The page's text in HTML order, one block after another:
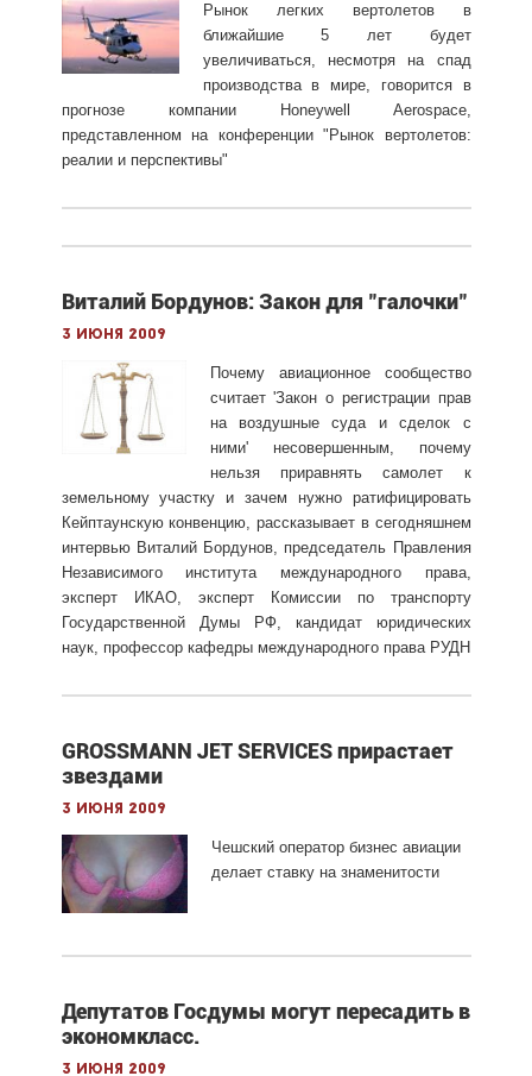
Рынок легких вертолетов в
ближайшие 5 лет будет
увеличиваться, несмотря на спад
производства в мире, говорится в
прогнозе компании Honeywell Aerospace,
представленном на конференции "Рынок вертолетов:
реалии и перспективы"
Виталий Бордунов: Закон для "галочки"
3 июня 2009
Почему авиационное сообщество
считает 'Закон о регистрации прав
на воздушные суда и сделок с
ними' несовершенным, почему
нельзя приравнять самолет к
земельному участку и зачем нужно ратифицировать
Кейптаунскую конвенцию, рассказывает в сегодняшнем
интервью Виталий Бордунов, председатель Правления
Независимого института международного права,
эксперт ИКАО, эксперт Комиссии по транспорту
Государственной Думы РФ, кандидат юридических
наук, профессор кафедры международного права РУДН
GROSSMANN JET SERVICES прирастает
звездами
3 июня 2009
Чешский оператор бизнес авиации
делает ставку на знаменитости
Депутатов Госдумы могут пересадить в
экономкласс.
3 июня 2009